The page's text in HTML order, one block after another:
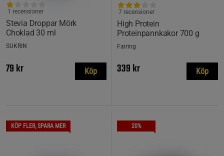
Stevia Droppar Mörk
Choklad 30 ml
1 recensioner
SUKRIN
79 kr Köp
High Protein
Proteinpannkakor 700 g
7 recensioner
Fairing
339 kr Köp
KÖP FLER, SPARA MER 20%